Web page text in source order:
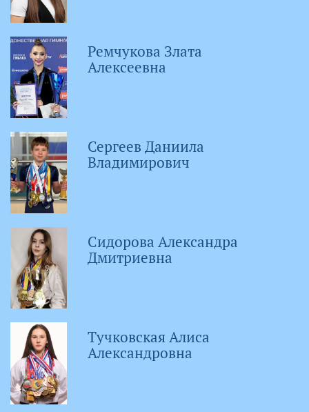
Ремчукова Злата
Алексеевна
Сергеев Даниила
Владимирович
Сидорова Александра
Дмитриевна
Тучковская Алиса
Александровна